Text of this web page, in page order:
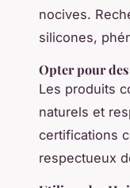
nocives.
silicones,
Opter pour
Les produits
naturels et
certifications
respectueux